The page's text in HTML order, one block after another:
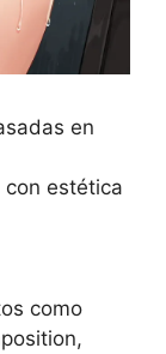
en
con estética
como